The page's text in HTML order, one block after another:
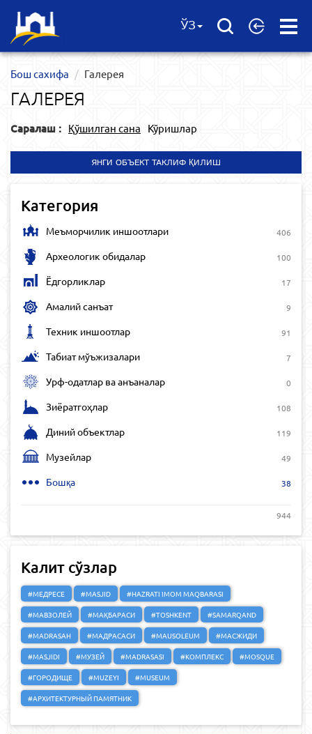
Open
ЎЗ
Бош сахифа Галерея
ГАЛЕРЕЯ
Саралаш : Қўшилган сана Кўришлар
ЯНГИ ОБЪЕКТ ТАКЛИФ ҚИЛИШ
Категория
Меъморчилик иншоотлари 406
Археологик обидалар 100
Ёдгорликлар 17
Амалий санъат 9
Техник иншоотлар 91
Табиат мўъжизалари 7
Урф-одатлар ва анъаналар 0
Зиёратгоҳлар 108
Диний объектлар 119
Музейлар 49
Бошқа 38
944
Калит сўзлар
#МЕДРЕСЕ #MASJID
#HAZRATI IMOM MAQBARASI
#МАВЗОЛЕЙ
#МАҚБАРАСИ #TOSHKENT
#SAMARQAND
#MADRASAH
#МАДРАСАСИ #MAUSOLEUM
#МАСЖИДИ
#MASJIDI
#МУЗЕЙ #MADRASASI #КОМПЛЕКС
#MOSQUE
#ГОРОДИЩЕ
#MUZEYI
#MUSEUM
#АРХИТЕКТУРНЫЙ ПАМЯТНИК